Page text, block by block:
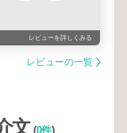
レビューを詳しくみる
レビューの一覧
文(0件)